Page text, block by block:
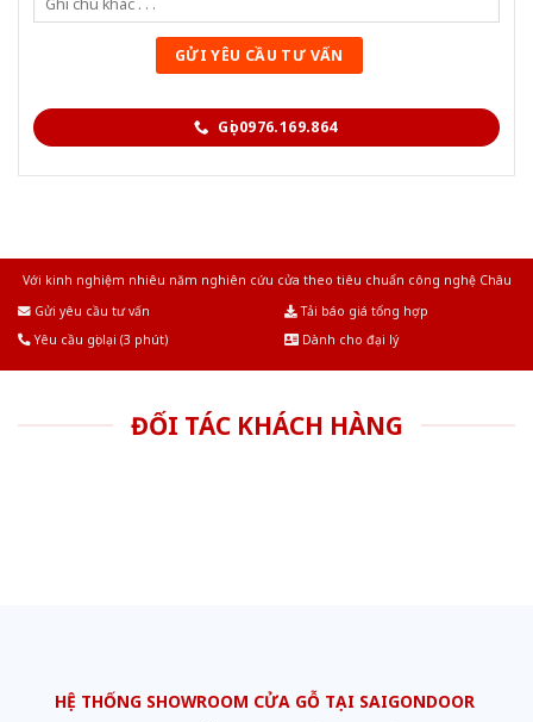
Gọi 0976.169.864
Với kinh nghiệm nhiêu năm nghiên cứu cửa theo tiêu chuẩn công nghệ Châu
Gửi yêu cầu tư vấn
Tải báo giá tổng hợp
Yêu cầu gọi lại (3 phút)
Dành cho đại lý
ĐỐI TÁC KHÁCH HÀNG
HỆ THỐNG SHOWROOM CỬA GỖ TẠI SAIGONDOOR